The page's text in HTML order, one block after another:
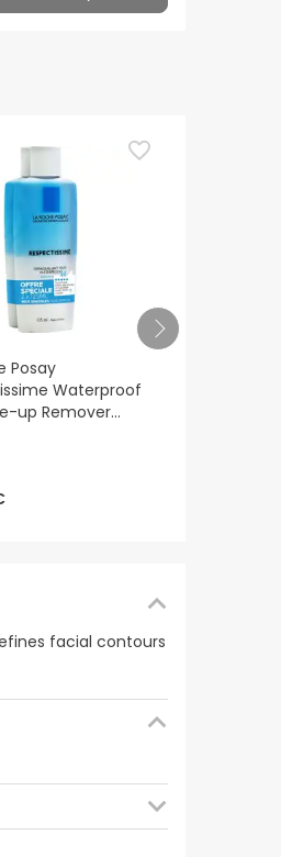
Posay
Waterproof
up Remover
facial contours